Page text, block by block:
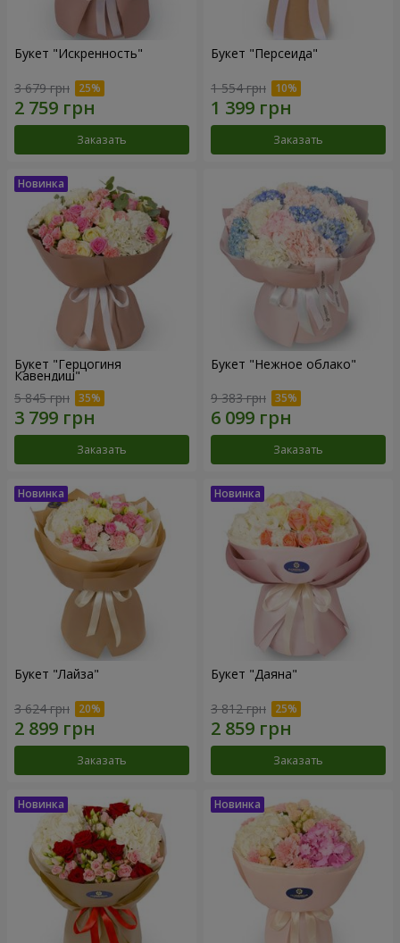
Букет "Искренность"
3 679 грн
Заказать
Букет "Персеида"
1 554 грн
Заказать
Букет "Герцогиня
Кавендиш"
5 845 грн
Заказать
Букет "Нежное облако"
9 383 грн
Заказать
Букет "Лайза"
3 624 грн
Заказать
Букет "Даяна"
3 812 грн
Заказать